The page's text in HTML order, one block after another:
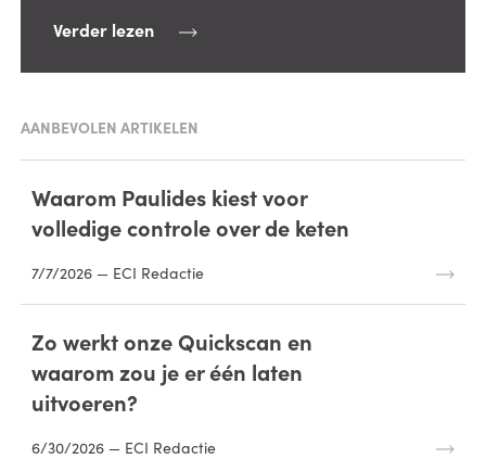
Verder lezen
AANBEVOLEN ARTIKELEN
Waarom Paulides kiest voor
volledige controle over de keten
7/7/2026 — ECI Redactie
Zo werkt onze Quickscan en
waarom zou je er één laten
uitvoeren?
6/30/2026 — ECI Redactie